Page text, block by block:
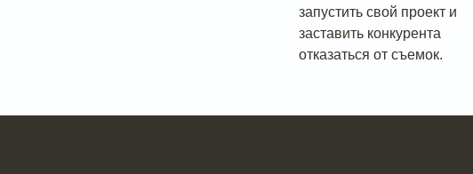
запустить свой проект и
заставить конкурента
отказаться от съемок.